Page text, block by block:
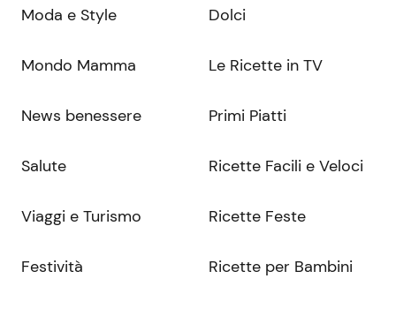
Moda e Style
Mondo Mamma
News benessere
Salute
Viaggi e Turismo
Festività
Dolci
Le Ricette in TV
Primi Piatti
Ricette Facili e Veloci
Ricette Feste
Ricette per Bambini